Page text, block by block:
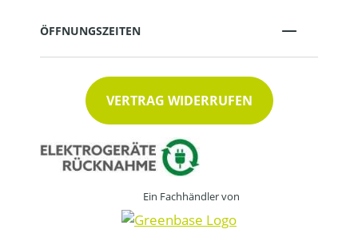
ÖFFNUNGSZEITEN
VERTRAG WIDERRUFEN
Ein Fachhändler von